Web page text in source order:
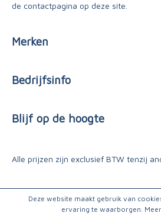
de contactpagina op deze site.
Merken
Bedrijfsinfo
Blijf op de hoogte
Alle prijzen zijn exclusief BTW tenzij
Deze website maakt gebruik van
ervaring te waarborgen.